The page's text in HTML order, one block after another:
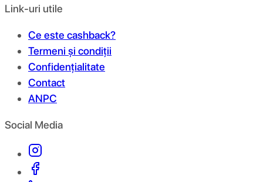
Link-uri utile
Ce este cashback?
Termeni și condiții
Confidențialitate
Contact
ANPC
Social Media